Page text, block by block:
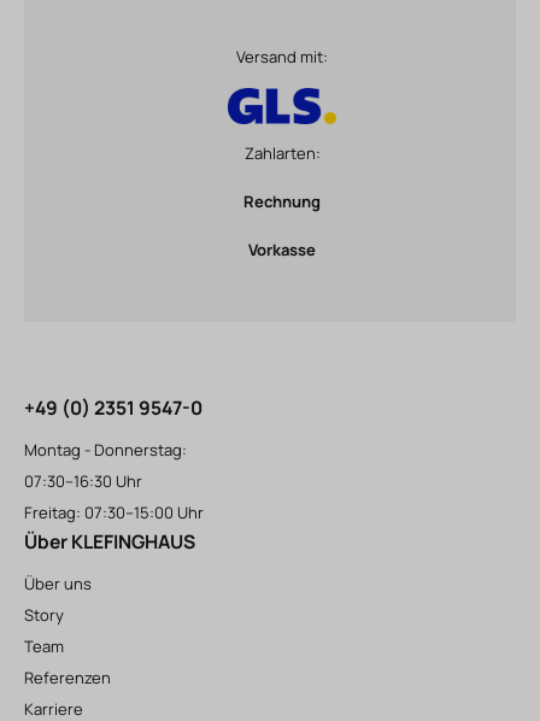
Versand mit:
Zahlarten:
Rechnung
Vorkasse
+49 (0) 2351 9547-0
Montag - Donnerstag:
07:30–16:30 Uhr
Freitag: 07:30–15:00 Uhr
Über KLEFINGHAUS
Über uns
Story
Team
Referenzen
Karriere